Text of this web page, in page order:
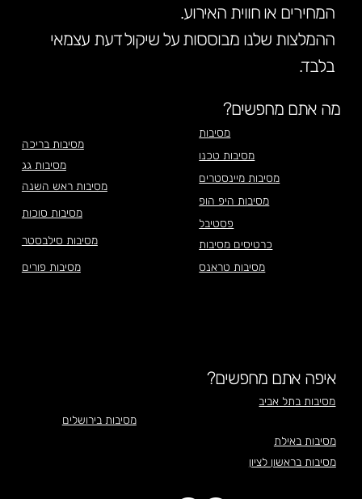
מסיבות בריכה
מסיבות גג
מסיבות ראש השנה
מסיבות סוכות
מסיבות סילבסטר
מסיבות פורים
מה אתם מחפשים?
מסיבות
מסיבות טכנו
מסיבות טראנס
מסיבות מיינסטרים
מסיבות היפ הופ
פסטיבל
כרטיסים מסיבות
איפה אתם מחפשים?
מסיבות בתל אביב
מסיבות בירושלים
מסיבות באילת
מסיבות בראשון לציון
המחירים או חווית האירוע.
ההמלצות שלנו מבוססות על שיקול דעת עצמאי
בלבד.